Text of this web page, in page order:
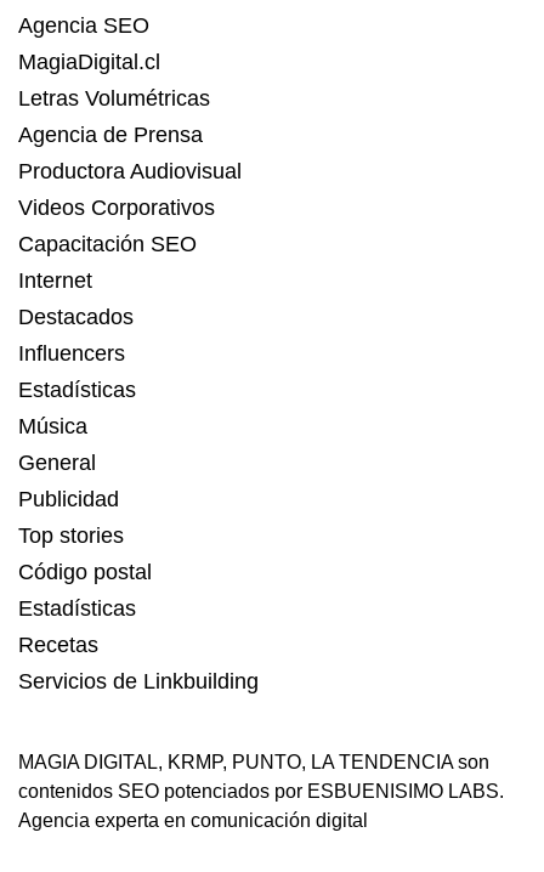
Agencia SEO
MagiaDigital.cl
Letras Volumétricas
Agencia de Prensa
Productora Audiovisual
Videos Corporativos
Capacitación SEO
Internet
Destacados
Influencers
Estadísticas
Música
General
Publicidad
Top stories
Código postal
Estadísticas
Recetas
Servicios de Linkbuilding
MAGIA DIGITAL, KRMP, PUNTO, LA TENDENCIAson
contenidos SEO potenciados por ESBUENISIMO LABS.
Agencia experta en comunicación digital